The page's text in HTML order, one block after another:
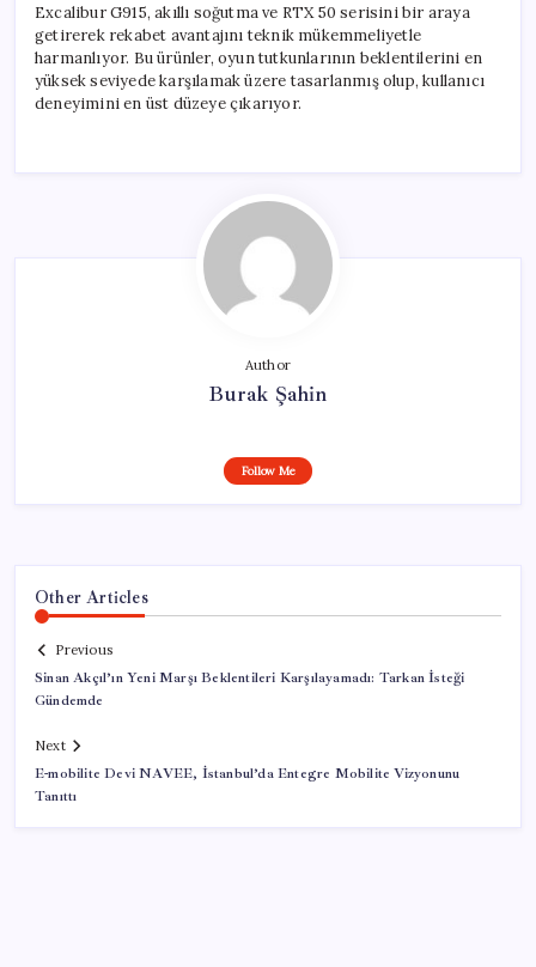
Excalibur G915, akıllı soğutma ve RTX 50 serisini bir araya
getirerek rekabet avantajını teknik mükemmeliyetle
harmanlıyor. Bu ürünler, oyun tutkunlarının beklentilerini en
yüksek seviyede karşılamak üzere tasarlanmış olup, kullanıcı
deneyimini en üst düzeye çıkarıyor.
Author
Burak Şahin
Follow Me
Other Articles
Previous
Sinan Akçıl’ın Yeni Marşı Beklentileri Karşılayamadı: Tarkan İsteği
Gündemde
Next
E-mobilite Devi NAVEE, İstanbul’da Entegre Mobilite Vizyonunu
Tanıttı